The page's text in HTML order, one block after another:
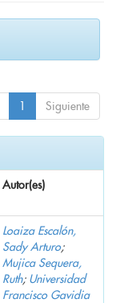
1 Siguiente
Autor(es)
Loaiza Escalón,
Sady Arturo;
Mujica Sequera,
Ruth; Universidad
Francisco Gavidia